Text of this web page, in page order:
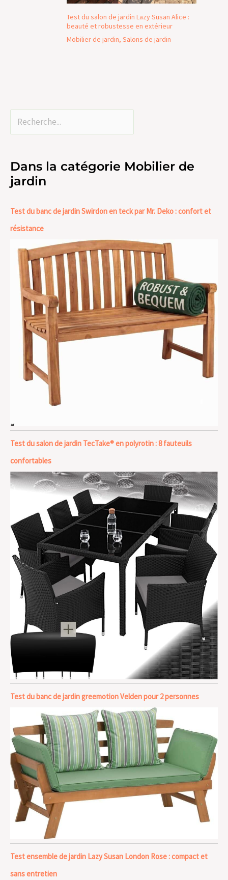
Test du salon de jardin Lazy Susan Alice :
beauté et robustesse en extérieur
Mobilier de jardin, Salons de jardin
Dans la catégorie Mobilier de
jardin
Test du banc de jardin Swirdon en teck par Mr. Deko : confort et
résistance
Test du salon de jardin TecTake® en polyrotin : 8 fauteuils
confortables
Test du banc de jardin greemotion Velden pour 2 personnes
Test ensemble de jardin Lazy Susan London Rose : compact et
sans entretien